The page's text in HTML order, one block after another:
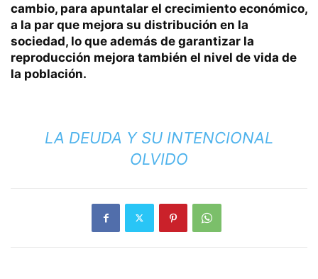
cambio, para apuntalar el crecimiento económico,
a la par que mejora su distribución en la
sociedad, lo que además de garantizar la
reproducción mejora también el nivel de vida de
la población.
LA DEUDA Y SU INTENCIONAL
OLVIDO